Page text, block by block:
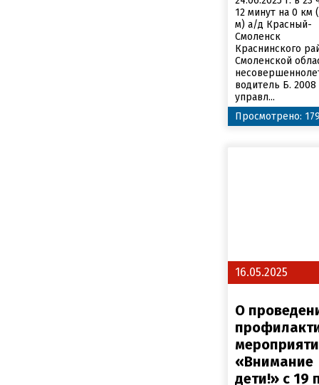
12 минут на 0 км
м) а/д Красный-
Смоленск
Краснинского
Смоленской
водитель Б. 2008
управл...
Просмотрено:
16.05.2025
О
«Внимание
дети!» с 19